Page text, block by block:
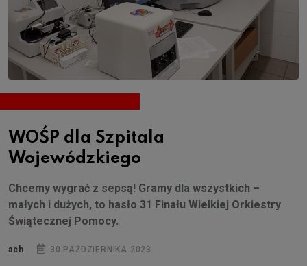
WOŚP dla Szpitala
Wojewódzkiego
Chcemy wygrać z sepsą! Gramy dla wszystkich –
małych i dużych, to hasło 31 Finału Wielkiej Orkiestry
Świątecznej Pomocy.
ach 30 PAŹDZIERNIKA 2023